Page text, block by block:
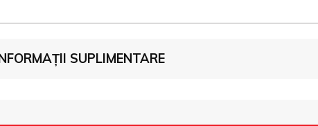
SUPLIMENTARE